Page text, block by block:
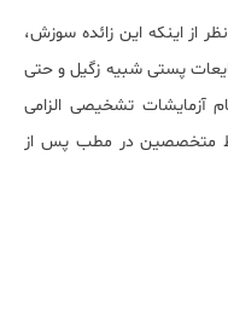
از اینکه این زائده سوزش،
پستی شبیه زگیل و حتی
آزمایشات تشخیصی الزامی
متخصصین در مطب پس از